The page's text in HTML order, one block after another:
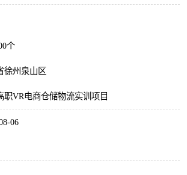
个
徐州泉山区
职VR电商仓储物流实训项目
06